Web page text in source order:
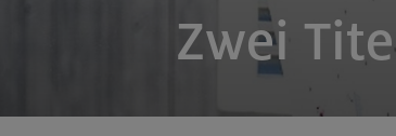
Zwei